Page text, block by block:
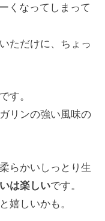
くなってしまって
ただけに、ちょっ
です。
リンの強い風味の
らかいしっとり生
は楽しいです。
嬉しいかも。